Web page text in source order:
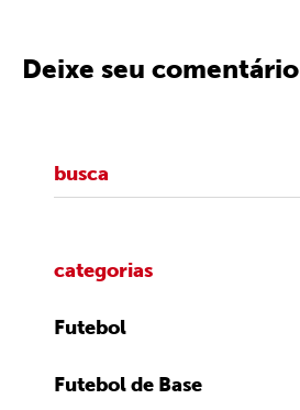
Deixe seu comentário
categorias
Futebol
Futebol de Base